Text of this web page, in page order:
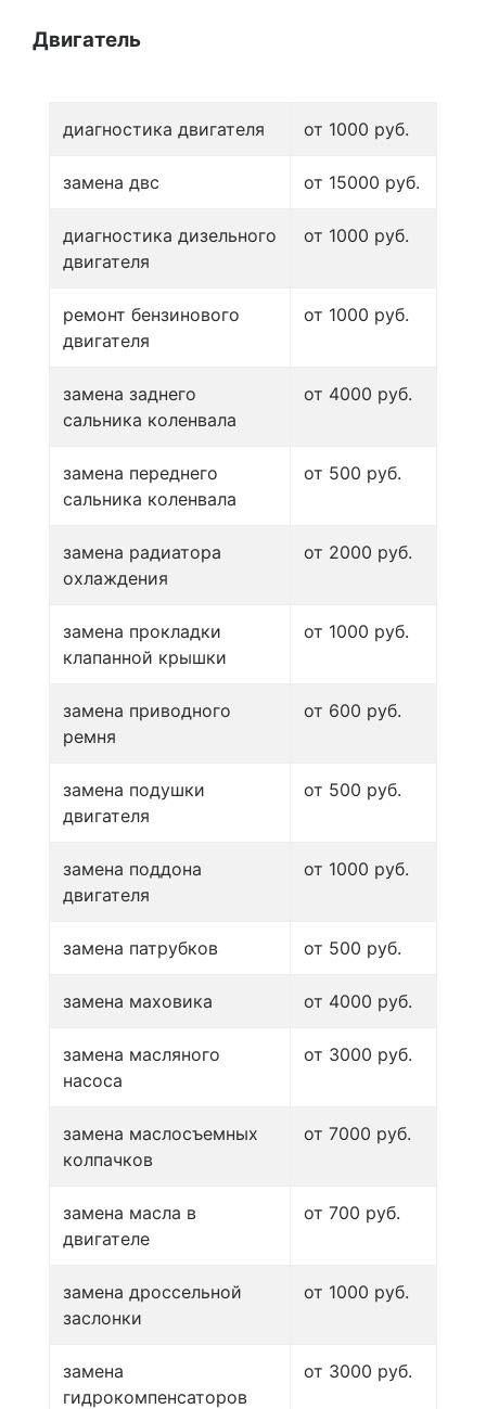
Двигатель
диагностика двигателя от 1000 руб.
замена двс от 15000 руб.
диагностика дизельного
двигателя
от 1000 руб.
ремонт бензинового
двигателя
от 1000 руб.
замена заднего
сальника коленвала
от 4000 руб.
замена переднего
сальника коленвала
от 500 руб.
замена радиатора
охлаждения
от 2000 руб.
замена прокладки
клапанной крышки
от 1000 руб.
замена приводного
ремня
от 600 руб.
замена подушки
двигателя
от 500 руб.
замена поддона
двигателя
от 1000 руб.
замена патрубков от 500 руб.
замена маховика от 4000 руб.
замена масляного
насоса
от 3000 руб.
замена маслосъемных
колпачков
от 7000 руб.
замена масла в
двигателе
от 700 руб.
замена дроссельной
заслонки
от 1000 руб.
замена
гидрокомпенсаторов
от 3000 руб.